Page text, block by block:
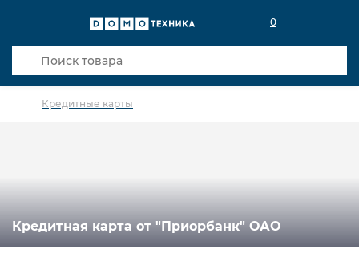
0
Кредитные карты
Кредитная карта от "Приорбанк" ОАО